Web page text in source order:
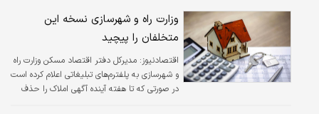
عجیب نیست. البته سرویس‌های این شرکت
مشترکانی نیز دارد، اما با توجه به سلطه اوپن‌ای‌آی
در فضای هوش مصنوعی، افزودن آگهی‌ها به آنها
ممکن است برای استراتژی‌های تجاری کارآمد باشند.
وزارت راه و شهرسازی نسخه این
متخلفان را پیچید
اقتصادنیوز: مدیرکل دفتر اقتصاد مسکن وزارت راه
و شهرسازی به پلفترم‌های تبلیغاتی اعلام کرده است
در صورتی که تا هفته آینده آگهی املاک را حذف